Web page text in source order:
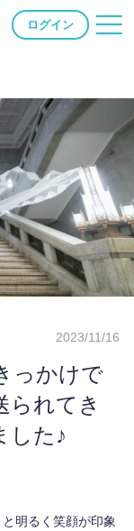
ログイン
2023/11/16
っかけで
れてき
した♪
明るく笑顔が印象